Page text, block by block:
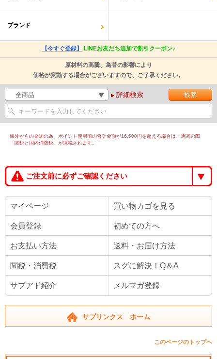
ブランド
【今すぐ登録】 LINEお友だち追加で割引クーポン♪
原材料の高騰、為替の影響により
価格が変動する場合がございますので、ご了承ください。
詳細検索
海外からの発送の為、ポイント使用前の合計金額が16,500円を超える場合は、通関の際
「関税と国内消費税」が課税されます。
ご注文前に必ずご確認ください
マイページ 買い物カゴを見る
会員登録 初めての方へ
お支払い方法 送料・お届け方法
関税・消費税 スグに解決！Q＆A
サプアド紹介 メルマガ登録
サプリンクス ホーム
このページのトップへ